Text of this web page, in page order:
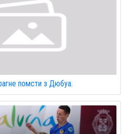
помсти з Дюбуа.